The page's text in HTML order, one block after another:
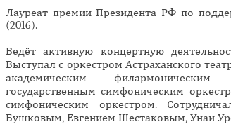
ОЛауреат премии Президента РФ по
(2016).
Ведёт активную концертную
Выступал с оркестром Астраханского
академическим
государственным симфоническим
симфоническим оркестром.
Бушковым, Евгением Шестаковым, Унаи